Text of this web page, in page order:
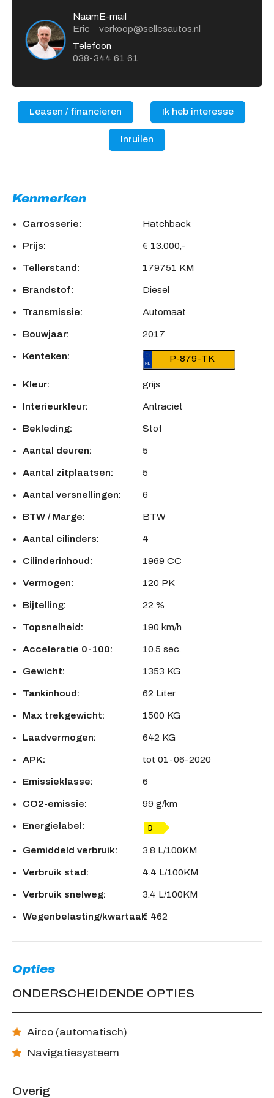
Naam
Eric
E-mail
verkoop@sellesautos.nl
Telefoon
038-344 61 61
Leasen / financieren Ik heb interesse
Inruilen
Kenmerken
Carrosserie: Hatchback
Prijs: € 13.000,-
Tellerstand: 179751 KM
Brandstof: Diesel
Transmissie: Automaat
Bouwjaar: 2017
Kenteken: P-879-TK
Kleur: grijs
Interieurkleur: Antraciet
Bekleding: Stof
Aantal deuren: 5
Aantal zitplaatsen: 5
Aantal versnellingen: 6
BTW / Marge: BTW
Aantal cilinders: 4
Cilinderinhoud: 1969 CC
Vermogen: 120 PK
Bijtelling: 22 %
Topsnelheid: 190 km/h
Acceleratie 0-100: 10.5 sec.
Gewicht: 1353 KG
Tankinhoud: 62 Liter
Max trekgewicht: 1500 KG
Laadvermogen: 642 KG
APK: tot 01-06-2020
Emissieklasse: 6
CO2-emissie: 99 g/km
Energielabel:
Gemiddeld verbruik: 3.8 L/100KM
Verbruik stad: 4.4 L/100KM
Verbruik snelweg: 3.4 L/100KM
Wegenbelasting/kwartaal:€ 462
Opties
ONDERSCHEIDENDE OPTIES
Airco (automatisch)
Navigatiesysteem
Overig